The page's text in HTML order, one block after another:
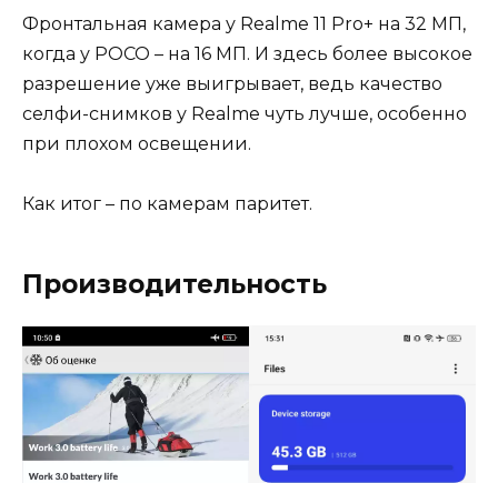
Фронтальная камера у Realme 11 Pro+ на 32 МП,
когда у POCO – на 16 МП. И здесь более высокое
разрешение уже выигрывает, ведь качество
селфи-снимков у Realme чуть лучше, особенно
при плохом освещении.
Как итог – по камерам паритет.
Производительность